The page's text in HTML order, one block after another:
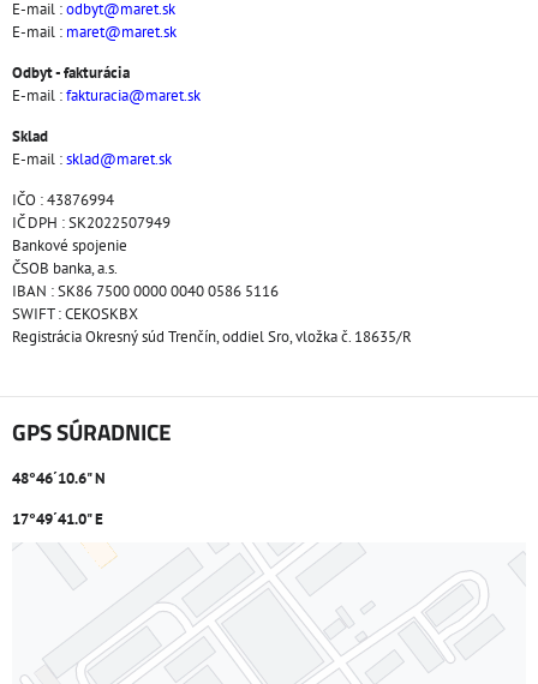
E-mail :odbyt@maret.sk
E-mail : maret@maret.sk
Odbyt - fakturácia
E-mail :fakturacia@maret.sk
Sklad
E-mail :sklad@maret.sk
IČO : 43876994
IČ DPH : SK2022507949
Bankové spojenie
ČSOB banka, a.s.
IBAN : SK86 7500 0000 0040 0586 5116
SWIFT : CEKOSKBX
Registrácia Okresný súd Trenčín, oddiel Sro, vložka č. 18635/R
GPS SÚRADNICE
48°46´10.6" N
17°49´41.0" E
Externý obsah je blokovaný Voľbami súkromia